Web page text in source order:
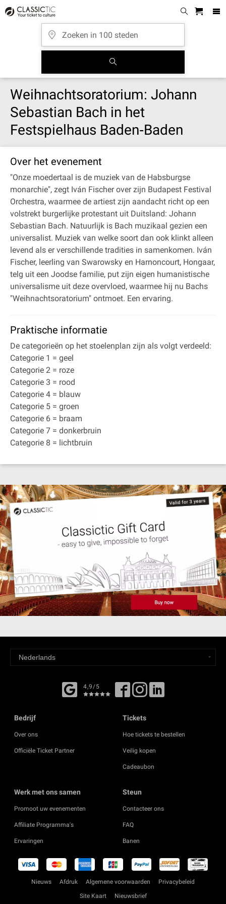
Weihnachtsoratorium: Johann
Sebastian Bach in het
Festspielhaus Baden‐Baden
Over het evenement
"Onze moedertaal is de muziek van de Habsburgse
monarchie", zegt Iván Fischer over zijn Budapest Festival
Orchestra, waarmee de artiest zijn aandacht richt op een
volstrekt burgerlijke protestant uit Duitsland: Johann
Sebastian Bach. Natuurlijk is Bach muzikaal gezien een
universalist. Muziek van welke soort dan ook klinkt alleen
levend als er verschillende tradities in samenkomen. Iván
Fischer, leerling van Swarowsky en Harnoncourt, Hongaar,
telg uit een Joodse familie, put zijn eigen humanistische
universalisme uit deze overvloed, waarmee hij nu Bachs
"Weihnachtsoratorium" ontmoet. Een ervaring.
Praktische informatie
De categorieën op het stoelenplan zijn als volgt verdeeld:
Categorie 1 = geel
Categorie 2 = roze
Categorie 3 = rood
Categorie 4 = blauw
Categorie 5 = groen
Categorie 6 = braam
Categorie 7 = donkerbruin
Categorie 8 = lichtbruin
4,9/5
Bedrijf
Over ons
Officiële Ticket Partner
Tickets
Hoe tickets te bestellen
Veilig kopen
Cadeaubon
Werk met ons samen
Promoot uw evenementen
Affiliate Programma's
Ervaringen
Steun
Contacteer ons
FAQ
Banen
Nieuws Afdruk Algemene voorwaarden
Privacybeleid
Site Kaart
Nieuwsbrief